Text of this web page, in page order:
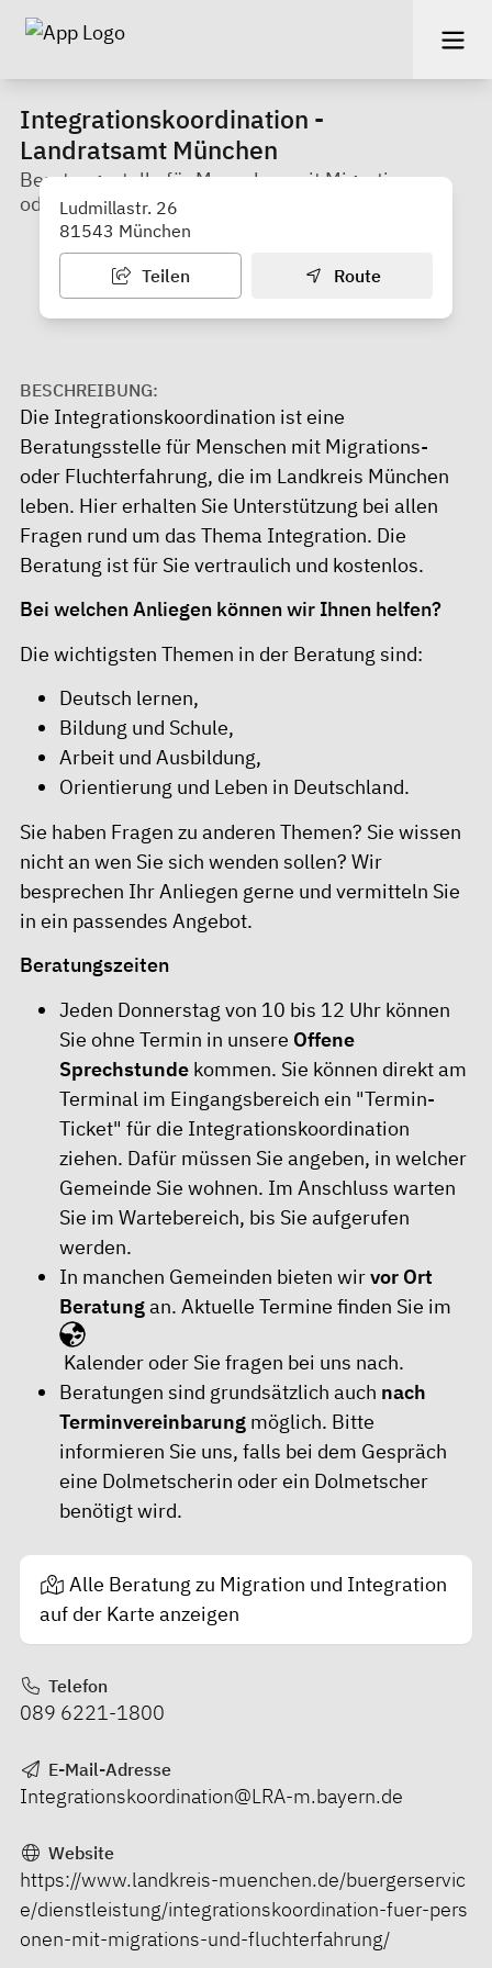
Integrationskoordination -
Landratsamt München
Beratungsstelle für Menschen mit Migrations-
oder Fluchterfahrung
Ludmillastr. 26
81543 München
Teilen Route
BESCHREIBUNG:
Die Integrationskoordination ist eine
Beratungsstelle für Menschen mit Migrations-
oder Fluchterfahrung, die im Landkreis München
leben. Hier erhalten Sie Unterstützung bei allen
Fragen rund um das Thema Integration. Die
Beratung ist für Sie vertraulich und kostenlos.
Bei welchen Anliegen können wir Ihnen helfen?
Die wichtigsten Themen in der Beratung sind:
Deutsch lernen,
Bildung und Schule,
Arbeit und Ausbildung,
Orientierung und Leben in Deutschland.
Sie haben Fragen zu anderen Themen? Sie wissen
nicht an wen Sie sich wenden sollen? Wir
besprechen Ihr Anliegen gerne und vermitteln Sie
in ein passendes Angebot.
Beratungszeiten
Jeden Donnerstag von 10 bis 12 Uhr können
Sie ohne Termin in unsere Offene
Sprechstunde kommen. Sie können direkt am
Terminal im Eingangsbereich ein "Termin-
Ticket" für die Integrationskoordination
ziehen. Dafür müssen Sie angeben, in welcher
Gemeinde Sie wohnen. Im Anschluss warten
Sie im Wartebereich, bis Sie aufgerufen
werden.
In manchen Gemeinden bieten wirvor Ort
Beratungan. Aktuelle Termine finden Sie im
Kalenderoder Sie fragen bei uns nach.
Beratungen sind grundsätzlich auch nach
Terminvereinbarung möglich. Bitte
informieren Sie uns, falls bei dem Gespräch
eine Dolmetscherin oder ein Dolmetscher
benötigt wird.
Alle Beratung zu Migration und Integration
auf der Karte anzeigen
Telefon
089 6221-1800
E-Mail-Adresse
Integrationskoordination@LRA-m.bayern.de
Website
https://www.landkreis-muenchen.de/buergerservic
e/dienstleistung/integrationskoordination-fuer-pers
onen-mit-migrations-und-fluchterfahrung/